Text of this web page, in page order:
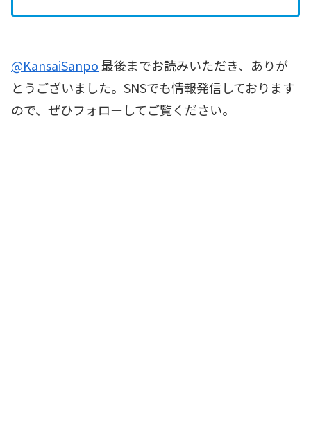
@KansaiSanpo最後までお読みいただき、ありが
とうございました。SNSでも情報発信しております
ので、ぜひフォローしてご覧ください。